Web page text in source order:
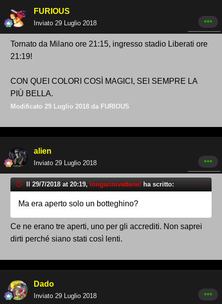
FURIOUS
Inviato 29 Luglio 2018
Tornato da Milano ore 21:15, ingresso stadio Liberati ore
21:19!
CON QUEI COLORI COSÌ MAGICI, SEI SEMPRE LA
PIÙ BELLA.
Modificato 29 Luglio 2018 da FURIOUS
alien
Inviato 29 Luglio 2018
Il 29/7/2018 at 20:19, longarinivattene! ha scritto:
Ma era aperto solo un botteghino?
Ce ne erano tre aperti, uno per gli accrediti. Non saprei
dirti perché siano stati così lenti.
Dado
Inviato 29 Luglio 2018